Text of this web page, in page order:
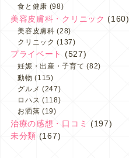
食と健康 (98)
美容皮膚科・クリニック (160)
美容皮膚科 (28)
クリニック (137)
プライベート (527)
妊娠・出産・子育て (82)
動物 (115)
グルメ (247)
ロハス (118)
お洒落 (19)
治療の感想・口コミ
(197)
未分類 (167)